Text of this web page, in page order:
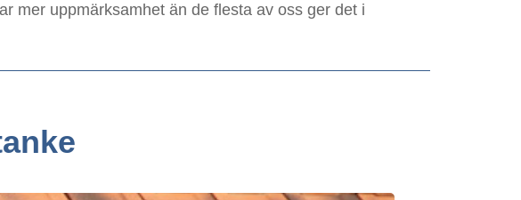
mer uppmärksamhet än de flesta av oss ger det i